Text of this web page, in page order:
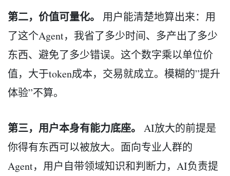
第二，价值可量化。
用户能清楚地算出来：用
了这个Agent，我省了多少时间、多产出了多少
东西、避免了多少错误。这个数字乘以单位价
值，大于token成本，交易就成立。模糊的”提升
体验”不算。
第三，用户本身有能力底座。
AI放大的前提是
你得有东西可以被放大。面向专业人群的
Agent，用户自带领域知识和判断力，AI负责提